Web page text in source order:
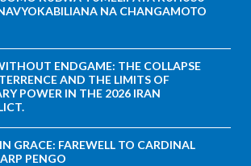
NA CHANGAMOTO
ENDGAME: THE COLLAPSE
AND THE LIMITS OF
POWER IN THE 2026 IRAN
GRACE: FAREWELL TO CARDINAL
PENGO